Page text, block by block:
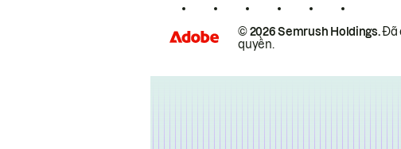
© 2026 Semrush Holdings.Đã
quyền.